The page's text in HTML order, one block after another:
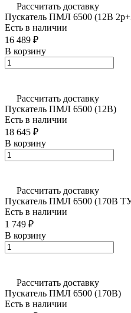
Рассчитать доставку
Пускатель ПМЛ 6500 (12В
Есть в наличии
16 489 ₽
В корзину
Рассчитать доставку
Пускатель ПМЛ 6500 (12В)
Есть в наличии
18 645 ₽
В корзину
Рассчитать доставку
Пускатель ПМЛ 6500 (170В
Есть в наличии
1 749 ₽
В корзину
Рассчитать доставку
Пускатель ПМЛ 6500 (170В)
Есть в наличии